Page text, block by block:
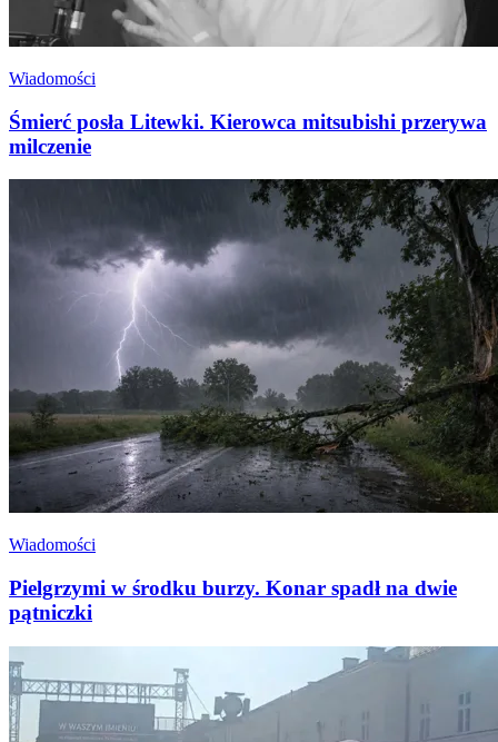
Wiadomości
Śmierć posła Litewki. Kierowca mitsubishi przerywa
milczenie
Wiadomości
Pielgrzymi w środku burzy. Konar spadł na dwie
pątniczki